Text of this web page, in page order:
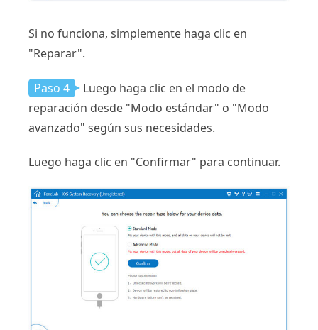
Si no funciona, simplemente haga clic en
"Reparar".
Paso 4
Luego haga clic en el modo de
reparación desde "Modo estándar" o "Modo
avanzado" según sus necesidades.
Luego haga clic en "Confirmar" para continuar.